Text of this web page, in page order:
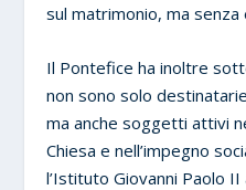
sul matrimonio, ma senza
Il Pontefice ha inoltre
non sono solo
ma anche soggetti attivi
Chiesa e nell’impegno
l’Istituto Giovanni Paolo